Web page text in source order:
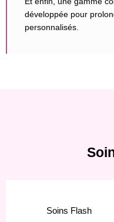
développée pour
personnalisés.
Soins Flash